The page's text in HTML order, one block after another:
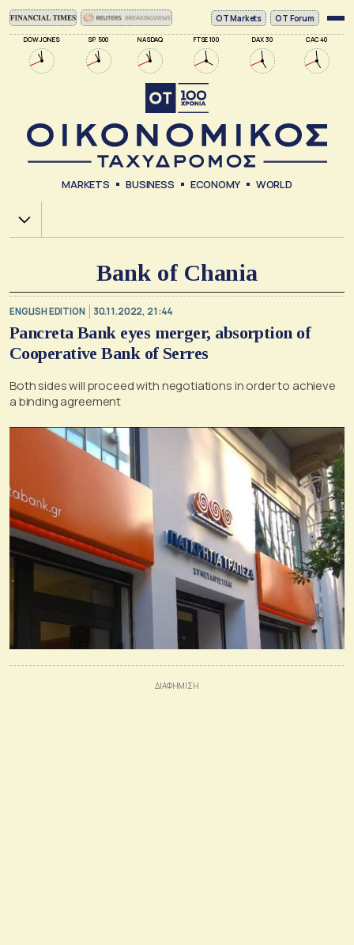
DOW JONES SP 500 NASDAQ FTSE 100 DAX 30 CAC 40
ΟΤ Markets OT Forum
MARKETS BUSINESS ECONOMY WORLD
Χ.Α.
Bank of Chania
ENGLISH EDITION 30.11.2022, 21:44
Pancreta Bank eyes merger, absorption of
Cooperative Bank of Serres
Βoth sides will proceed with negotiations in order to achieve
a binding agreement